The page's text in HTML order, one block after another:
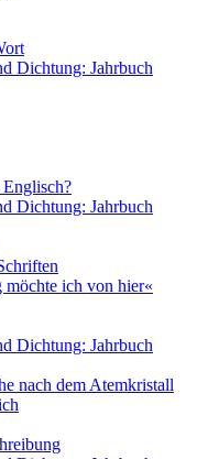
Dichtung: Jahrbuch
Dichtung: Jahrbuch
ich von hier«
Dichtung: Jahrbuch
nach dem Atemkristall